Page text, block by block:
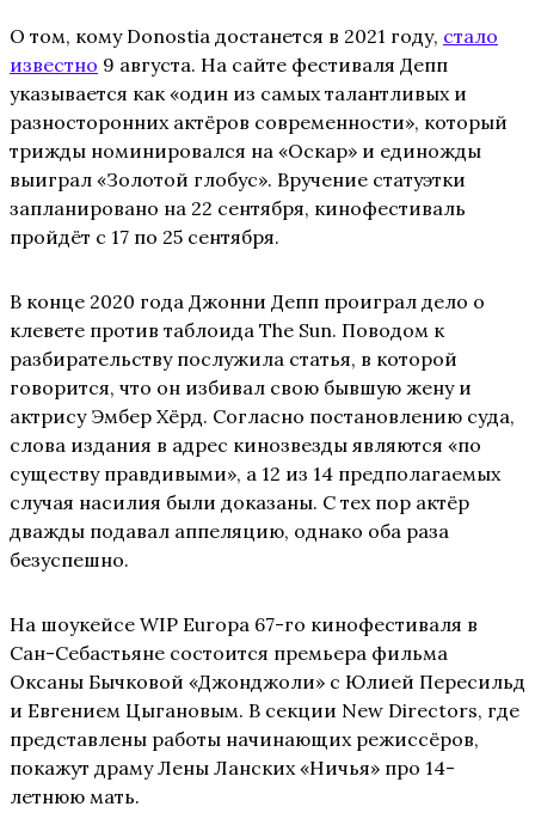
О том, кому Donostia достанется в 2021 году, стало
известно 9 августа. На сайте фестиваля Депп
указывается как «один из самых талантливых и
разносторонних актёров современности», который
трижды номинировался на «Оскар» и единожды
выиграл «Золотой глобус». Вручение статуэтки
запланировано на 22 сентября, кинофестиваль
пройдёт с 17 по 25 сентября.
В конце 2020 года Джонни Депп проиграл дело о
клевете против таблоида The Sun. Поводом к
разбирательству послужила статья, в которой
говорится, что он избивал свою бывшую жену и
актрису Эмбер Хёрд. Согласно постановлению суда,
слова издания в адрес кинозвезды являются «по
существу правдивыми», а 12 из 14 предполагаемых
случая насилия были доказаны. С тех пор актёр
дважды подавал аппеляцию, однако оба раза
безуспешно.
На шоукейсе WIP Europa 67-го кинофестиваля в
Сан-Себастьяне состоится премьера фильма
Оксаны Бычковой «Джонджоли» с Юлией Пересильд
и Евгением Цыгановым. В секции New Directors, где
представлены работы начинающих режиссёров,
покажут драму Лены Ланских «Ничья» про 14-
летнюю мать.